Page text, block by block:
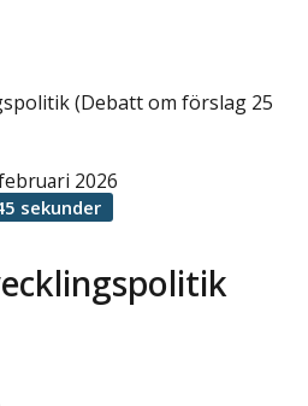
(Debatt om förslag 25
2026
sekunder